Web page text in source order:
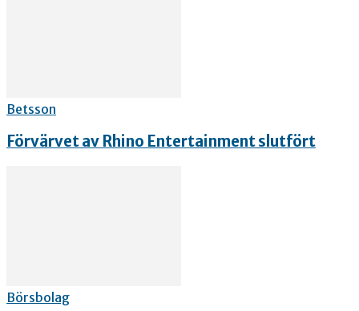
Betsson
Förvärvet av Rhino Entertainment slutfört
Börsbolag